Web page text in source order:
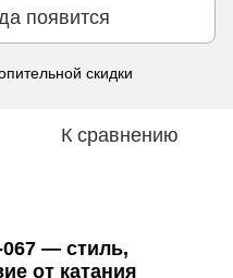
появится
скидки
К сравнению
— стиль,
от катания